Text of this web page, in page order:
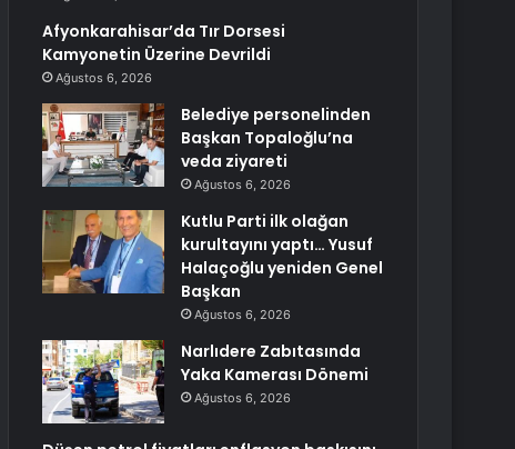
Afyonkarahisar’da Tır Dorsesi
Kamyonetin Üzerine Devrildi
Ağustos 6, 2026
Belediye personelinden
Başkan Topaloğlu’na
veda ziyareti
Ağustos 6, 2026
Kutlu Parti ilk olağan
kurultayını yaptı… Yusuf
Halaçoğlu yeniden Genel
Başkan
Ağustos 6, 2026
Narlıdere Zabıtasında
Yaka Kamerası Dönemi
Ağustos 6, 2026